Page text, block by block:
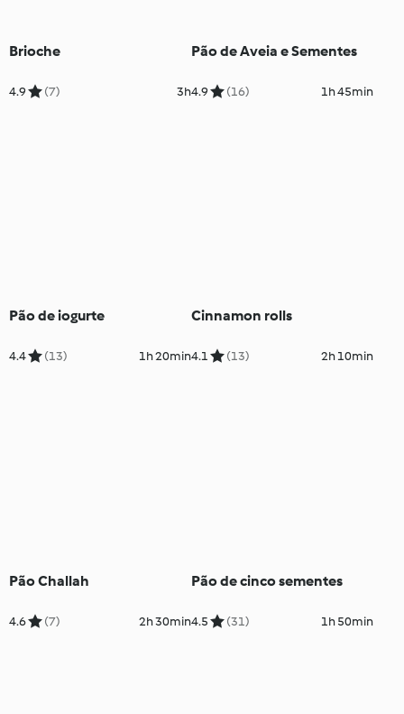
Brioche
4.9 (7) 3h
Pão de Aveia e Sementes
4.9 (16) 1h 45min
Pão de iogurte
4.4 (13) 1h 20min
Cinnamon rolls
4.1 (13) 2h 10min
Pão Challah
4.6 (7) 2h 30min
Pão de cinco sementes
4.5 (31) 1h 50min